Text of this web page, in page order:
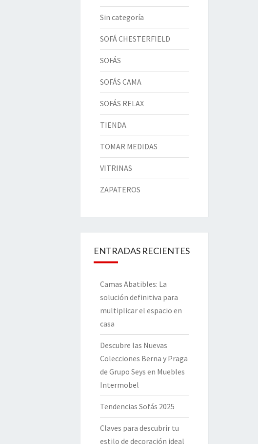
Sin categoría
SOFÁ CHESTERFIELD
SOFÁS
SOFÁS CAMA
SOFÁS RELAX
TIENDA
TOMAR MEDIDAS
VITRINAS
ZAPATEROS
ENTRADAS RECIENTES
Camas Abatibles: La
solución definitiva para
multiplicar el espacio en
casa
Descubre las Nuevas
Colecciones Berna y Praga
de Grupo Seys en Muebles
Intermobel
Tendencias Sofás 2025
Claves para descubrir tu
estilo de decoración ideal